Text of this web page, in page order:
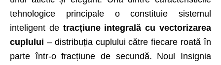
tehnologice principale o constituie sistemul
inteligent de tracțiune integrală cu vectorizarea
cuplului – distribuția cuplului către fiecare roată în
parte într-o fracțiune de secundă. Noul Insignia